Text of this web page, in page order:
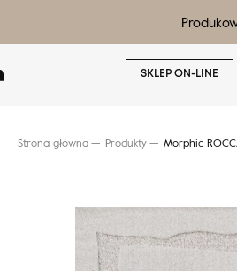
SKLEP ON-LINE
Strona główna Produkty Morphic
Wyszukaj produkt